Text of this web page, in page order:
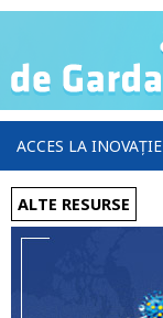
ACCES LA INOVAȚIE
ALTE RESURSE